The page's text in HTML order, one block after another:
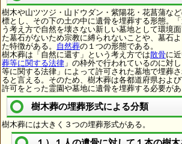
樹木や山ツツジ・山ドウダン・紫陽花・花菖蒲な
標とし、その下の土の中に遺骨を埋葬する形態。
う考え方で自然を壊さない新しい墓地として環境
た墓石がないため宗教に縛られないことや、墓石
た特徴がある。 自然葬の１つの形態である。
樹木葬は「自然に還す」という考え方では散骨に
葬等に関する法律 」の枠外で行われているのに対
等に関する法律」によって許可された墓地で埋葬
ると言える。そのため、樹木葬は各都道府県およ
許可をとった霊園や墓地に遺骨を埋葬する必要があ
樹木葬の埋葬形式による分類
樹木葬には大きく３つの埋葬形式がある。